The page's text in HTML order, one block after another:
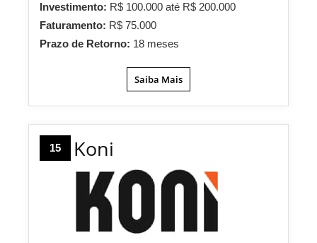
Investimento: R$ 100.000 até R$ 200.000
Faturamento: R$ 75.000
Prazo de Retorno: 18 meses
Saiba Mais
15 Koni